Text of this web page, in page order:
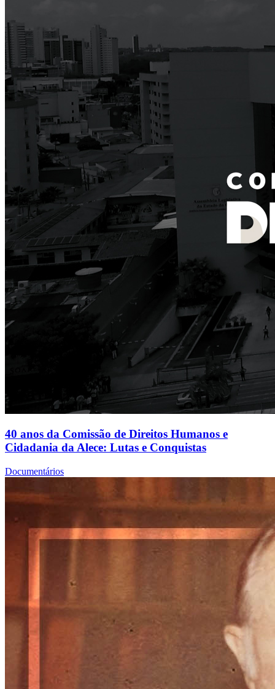
40 anos da Comissão de Direitos Humanos e
Cidadania da Alece: Lutas e Conquistas
Documentários